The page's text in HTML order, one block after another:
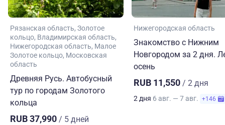
Рязанская область Золотое
кольцо Владимирская область
Нижегородская область Малое
Золотое кольцо Московская
область
Древняя Русь. Автобусный
тур по городам Золотого
кольца
RUB 37,990 / 5 дней
Нижегородская область
Знакомство с Нижним
Новгородом за 2 дня.
осень
RUB 11,550 / 2 дня
2 дня 6 авг. — 7 авг. +146